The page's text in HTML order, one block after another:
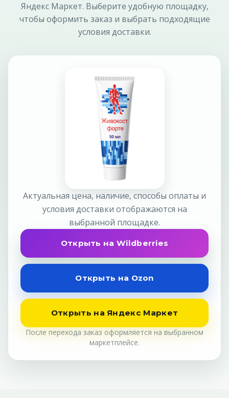
Яндекс Маркет. Выберите удобную площадку,
чтобы оформить заказ и выбрать подходящие
условия доставки.
Актуальная цена, наличие, способы оплаты и
условия доставки отображаются на
выбранной площадке.
Открыть на Wildberries
Открыть на Ozon
Открыть на Яндекс Маркет
После перехода заказ оформляется на выбранном
маркетплейсе.